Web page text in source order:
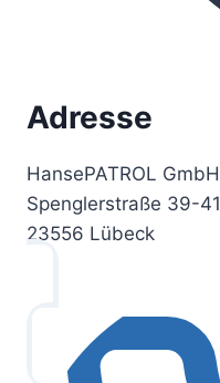
Adresse
HansePATROL GmbH
Spenglerstraße 39-41
23556 Lübeck